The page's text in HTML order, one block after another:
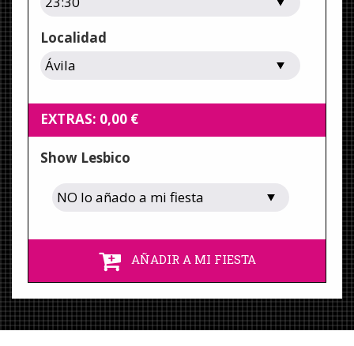
Localidad
EXTRAS: 0,00 €
Show Lesbico
AÑADIR A MI FIESTA